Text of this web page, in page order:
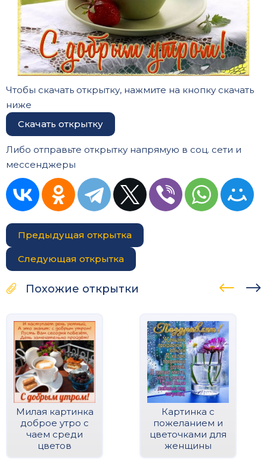
Чтобы скачать открытку, нажмите на кнопку скачать
ниже
Скачать открытку
Либо отправьте открытку напрямую в соц. сети и
мессенджеры
Предыдущая открытка
Следующая открытка
Похожие открытки
Милая картинка
доброе утро с
чаем среди
цветов
Картинка с
пожеланием и
цветочками для
женщины